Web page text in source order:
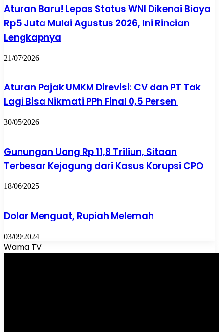
Aturan Baru! Lepas Status WNI Dikenai Biaya
Rp5 Juta Mulai Agustus 2026, Ini Rincian
Lengkapnya
21/07/2026
Aturan Pajak UMKM Direvisi: CV dan PT Tak
Lagi Bisa Nikmati PPh Final 0,5 Persen
30/05/2026
Gunungan Uang Rp 11,8 Triliun, Sitaan
Terbesar Kejagung dari Kasus Korupsi CPO
18/06/2025
Dolar Menguat, Rupiah Melemah
03/09/2024
Wama TV